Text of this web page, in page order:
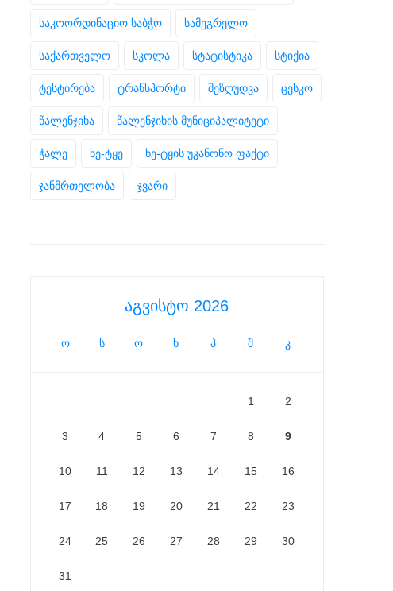
საკოორდინაციო საბჭო სამეგრელო
საქართველო სკოლა სტატისტიკა სტიქია
ტესტირება ტრანსპორტი შეზღუდვა ცესკო
წალენჯიხა წალენჯიხის მუნიციპალიტეტი
ჭალე ხე-ტყე ხე-ტყის უკანონო ფაქტი
ჯანმრთელობა ჯვარი
აგვისტო 2026
ო ს ო ხ პ შ კ
1 2
3 4 5 6 7 8 9
10 11 12 13 14 15 16
17 18 19 20 21 22 23
24 25 26 27 28 29 30
31